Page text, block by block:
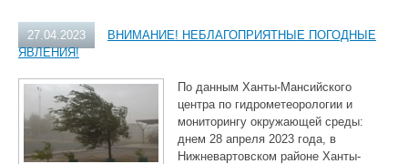
27.04.2023
ВНИМАНИЕ! НЕБЛАГОПРИЯТНЫЕ ПОГОДНЫЕ
ЯВЛЕНИЯ!
По данным Ханты-Мансийского
центра по гидрометеорологии и
мониторингу окружающей среды:
днем 28 апреля 2023 года, в
Нижневартовском районе Ханты-